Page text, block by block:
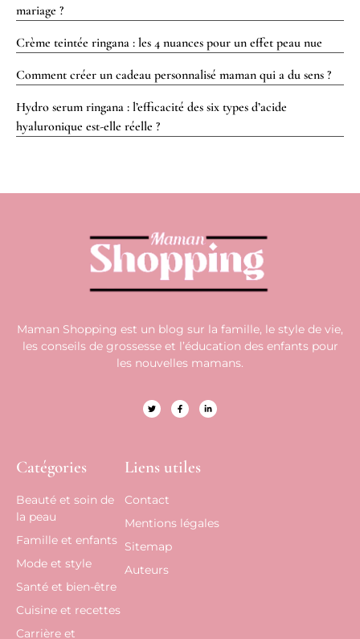
mariage ?
Crème teintée ringana : les 4 nuances pour un effet peau nue
Comment créer un cadeau personnalisé maman qui a du sens ?
Hydro serum ringana : l’efficacité des six types d’acide
hyaluronique est-elle réelle ?
Maman Shopping est un blog sur la famille, le style de vie,
les conseils de grossesse et l’éducation des enfants pour
les nouvelles mamans.
Catégories
Beauté et soin de
la peau
Famille et enfants
Mode et style
Santé et bien-être
Cuisine et recettes
Carrière et
Liens utiles
Contact
Mentions légales
Sitemap
Auteurs